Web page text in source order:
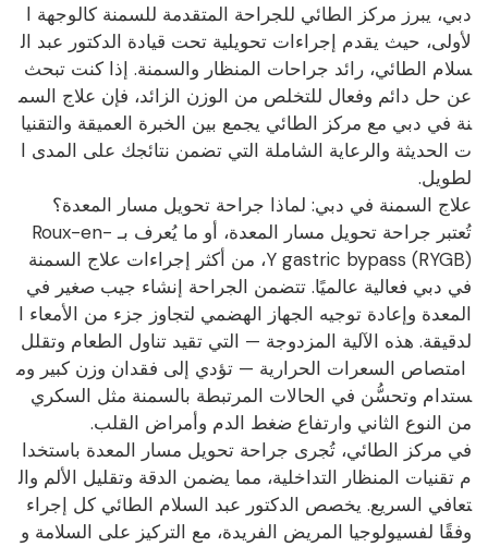
دبي، يبرز مركز الطائي للجراحة المتقدمة للسمنة كالوجهة ا
لأولى، حيث يقدم إجراءات تحويلية تحت قيادة الدكتور عبد ال
سلام الطائي، رائد جراحات المنظار والسمنة. إذا كنت تبحث
عن حل دائم وفعال للتخلص من الوزن الزائد، فإن علاج السم
نة في دبي مع مركز الطائي يجمع بين الخبرة العميقة والتقنيا
ت الحديثة والرعاية الشاملة التي تضمن نتائجك على المدى ا
لطويل.
علاج السمنة في دبي: لماذا جراحة تحويل مسار المعدة؟
تُعتبر جراحة تحويل مسار المعدة، أو ما يُعرف بـ Roux-en-
Y gastric bypass (RYGB)، من أكثر إجراءات علاج السمنة
في دبي فعالية عالميًا. تتضمن الجراحة إنشاء جيب صغير في
المعدة وإعادة توجيه الجهاز الهضمي لتجاوز جزء من الأمعاء ا
لدقيقة. هذه الآلية المزدوجة — التي تقيد تناول الطعام وتقلل
امتصاص السعرات الحرارية — تؤدي إلى فقدان وزن كبير وم
ستدام وتحسُّن في الحالات المرتبطة بالسمنة مثل السكري
من النوع الثاني وارتفاع ضغط الدم وأمراض القلب.
في مركز الطائي، تُجرى جراحة تحويل مسار المعدة باستخدا
م تقنيات المنظار التداخلية، مما يضمن الدقة وتقليل الألم وال
تعافي السريع. يخصص الدكتور عبد السلام الطائي كل إجراء
وفقًا لفسيولوجيا المريض الفريدة، مع التركيز على السلامة و